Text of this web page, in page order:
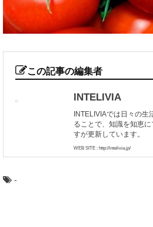
この記事の編集者
INTELIVIA
INTELIVIAでは日々の
ることで、知識を知恵
すが更新しています。
WEB SITE : http://intelivia.jp/
-